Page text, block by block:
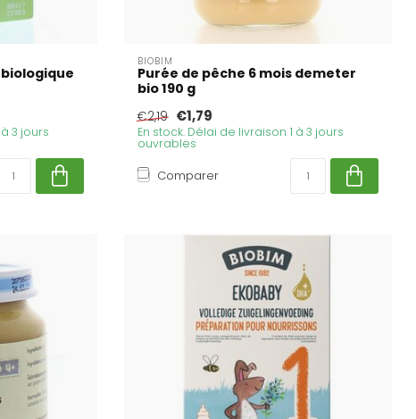
biologique
3 jours
BIOBIM
Purée de pêche 6 mois demeter
bio 190 g
€2,19 €1,79
En stock. Délai de livraison 1 à 3 jours
ouvrables
Comparer